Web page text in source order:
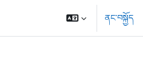
ནང་བསྐྱོད